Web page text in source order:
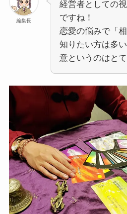
編集長
経営者としての
ですね！
恋愛の悩みで「
知りたい方は多
意というのはと